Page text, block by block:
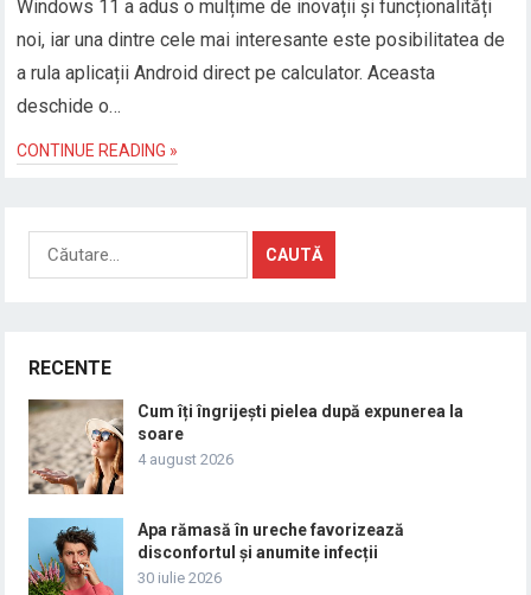
Windows 11 a adus o mulțime de inovații și funcționalități
noi, iar una dintre cele mai interesante este posibilitatea de
a rula aplicații Android direct pe calculator. Aceasta
deschide o…
CONTINUE READING »
după:
RECENTE
Cum îți îngrijești pielea după expunerea la
soare
4 august 2026
Apa rămasă în ureche favorizează
disconfortul și anumite infecții
30 iulie 2026